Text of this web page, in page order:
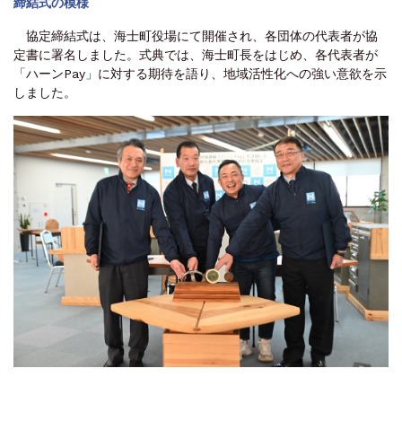
締結式の模様
協定締結式は、海士町役場にて開催され、各団体の代表者が協
定書に署名しました。式典では、海士町長をはじめ、各代表者が
「ハーンPay」に対する期待を語り、地域活性化への強い意欲を示
しました。